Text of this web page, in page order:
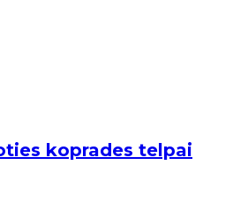
koprades telpai